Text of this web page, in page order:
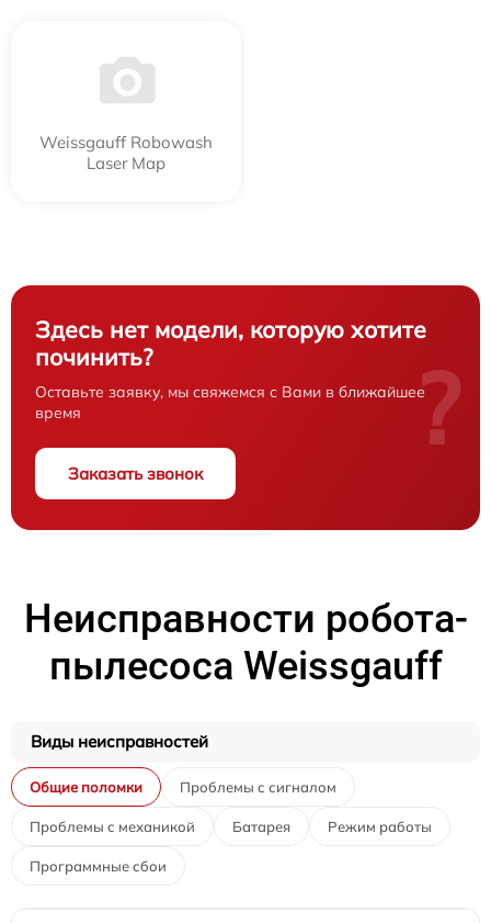
Weissgauff Robowash
Laser Map
Здесь нет модели, которую хотите
починить?
Оставьте заявку, мы свяжемся с Вами в ближайшее
время
Заказать звонок
?
Неисправности робота-
пылесоса Weissgauff
Виды неисправностей
Общие поломки Проблемы с сигналом
Проблемы с механикой Батарея Режим работы
Программные сбои